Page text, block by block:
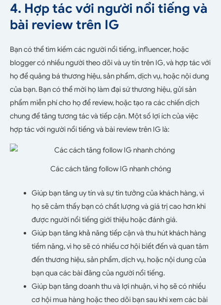
4. Hợp tác với người nổi tiếng và
bài review trên IG
Bạn có thể tìm kiếm các người nổi tiếng, influencer, hoặc
blogger có nhiều người theo dõi và uy tín trên IG, và hợp tác với
họ để quảng bá thương hiệu, sản phẩm, dịch vụ, hoặc nội dung
của bạn. Bạn có thể mời họ làm đại sứ thương hiệu, gửi sản
phẩm miễn phí cho họ để review, hoặc tạo ra các chiến dịch
chung để tăng tương tác và tiếp cận. Một số lợi ích của việc
hợp tác với người nổi tiếng và bài review trên IG là:
Các cách tăng follow IG nhanh chóng
Giúp bạn tăng uy tín và sự tin tưởng của khách hàng, vì
họ sẽ cảm thấy bạn có chất lượng và giá trị cao hơn khi
được người nổi tiếng giới thiệu hoặc đánh giá.
Giúp bạn tăng khả năng tiếp cận và thu hút khách hàng
tiềm năng, vì họ sẽ có nhiều cơ hội biết đến và quan tâm
đến thương hiệu, sản phẩm, dịch vụ, hoặc nội dung của
bạn qua các bài đăng của người nổi tiếng.
Giúp bạn tăng doanh thu và lợi nhuận, vì họ sẽ có nhiều
cơ hội mua hàng hoặc theo dõi bạn sau khi xem các bài